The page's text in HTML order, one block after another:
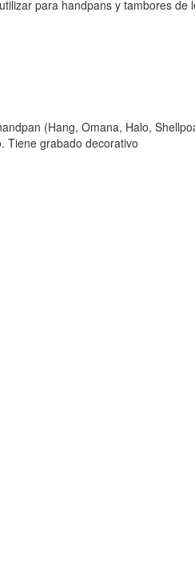
para handpans y tambores de
(Hang, Omana, Halo,
Tiene grabado decorativo